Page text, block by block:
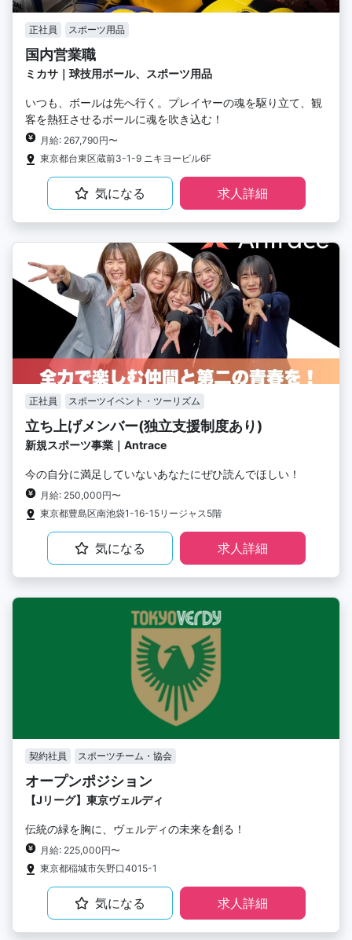
正社員 スポーツ用品
国内営業職
ミカサ｜球技用ボール、スポーツ用品
いつも、ボールは先へ行く。プレイヤーの魂を駆り立て、観
客を熱狂させるボールに魂を吹き込む！
月給: 267,790円〜
東京都台東区蔵前3-1-9 ニキヨービル6F
気になる 求人詳細
正社員 スポーツイベント・ツーリズム
立ち上げメンバー(独立支援制度あり)
新規スポーツ事業｜Antrace
今の自分に満足していないあなたにぜひ読んでほしい！
月給: 250,000円〜
東京都豊島区南池袋1-16-15リージャス5階
気になる 求人詳細
契約社員 スポーツチーム・協会
オープンポジション
【Jリーグ】東京ヴェルディ
伝統の緑を胸に、ヴェルディの未来を創る！
月給: 225,000円〜
東京都稲城市矢野口4015-1
気になる 求人詳細